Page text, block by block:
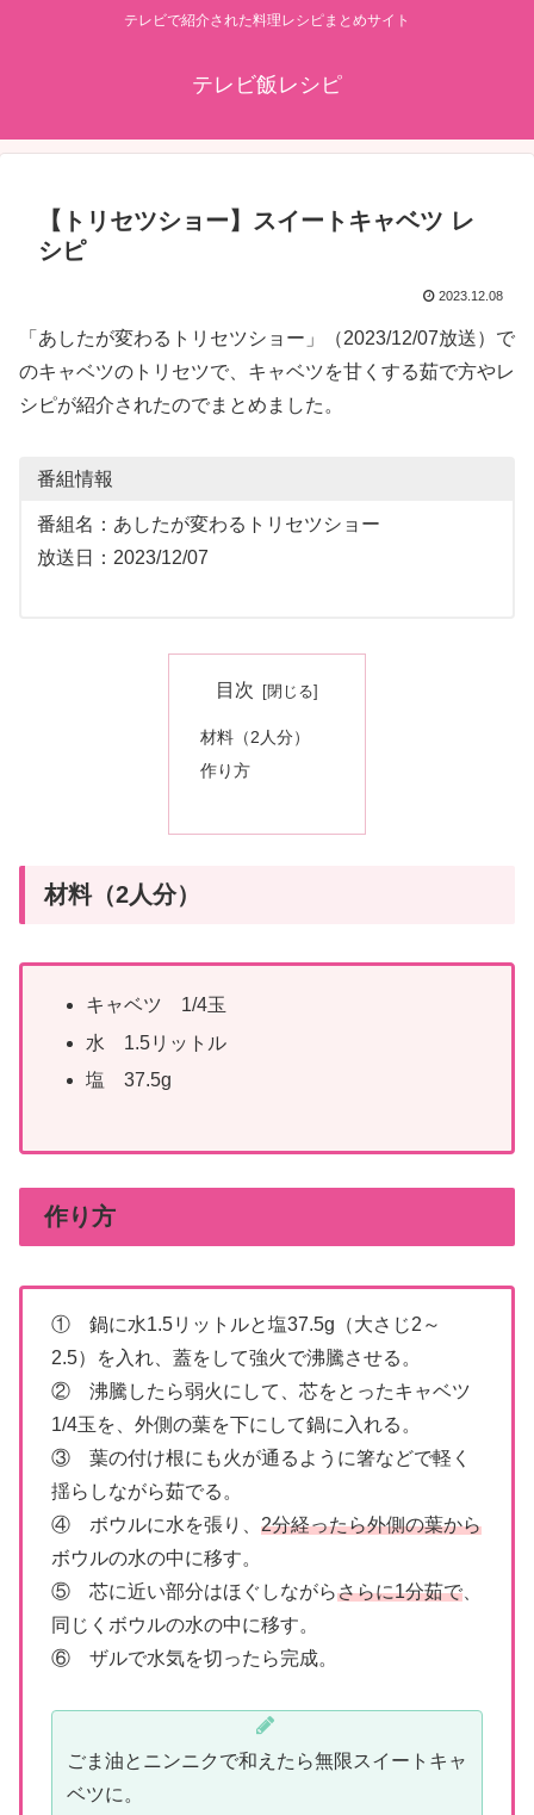
テレビで紹介された料理レシピまとめサイト
テレビ飯レシピ
【トリセツショー】スイートキャベツ レ
シピ
2023.12.08
「あしたが変わるトリセツショー」（2023/12/07放送）で
のキャベツのトリセツで、キャベツを甘くする茹で方やレ
シピが紹介されたのでまとめました。
番組情報
番組名：あしたが変わるトリセツショー
放送日：2023/12/07
目次
材料（2人分）
作り方
材料（2人分）
キャベツ 1/4玉
水 1.5リットル
塩 37.5g
作り方
① 鍋に水1.5リットルと塩37.5g（大さじ2～
2.5）を入れ、蓋をして強火で沸騰させる。
② 沸騰したら弱火にして、芯をとったキャベツ
1/4玉を、外側の葉を下にして鍋に入れる。
③ 葉の付け根にも火が通るように箸などで軽く
揺らしながら茹でる。
④ ボウルに水を張り、 2分経ったら外側の葉から
ボウルの水の中に移す。
⑤ 芯に近い部分はほぐしながらさらに1分茹で
同じくボウルの水の中に移す。
⑥ ザルで水気を切ったら完成。
ごま油とニンニクで和えたら無限スイートキャ
ベツに。